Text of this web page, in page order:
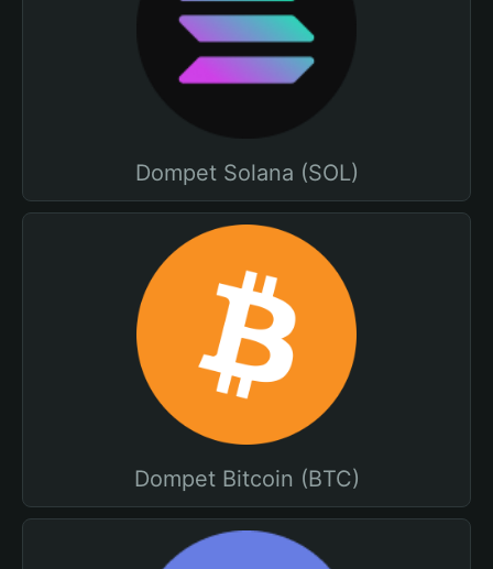
Dompet Solana (SOL)
Dompet Bitcoin (BTC)